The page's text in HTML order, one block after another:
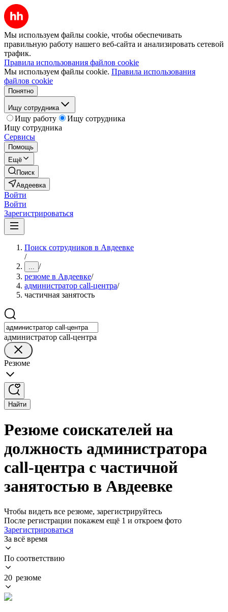
Мы используем файлы cookie, чтобы обеспечивать
правильную работу нашего веб-сайта и анализировать сетевой
трафик.
Правила использования файлов cookie
Мы используем файлы cookie. Правила использования
файлов cookie
Понятно
Ищу сотрудника
Ищу работу
Ищу сотрудника
Ищу сотрудника
Сервисы
Помощь
Ещё
Поиск
Авдеевка
Войти
Войти
Зарегистрироваться
Поиск сотрудников в Авдеевке
/
... /
резюме в Авдеевке/
администратор call-центра/
частичная занятость
администратор call-центра
Резюме
Найти
Резюме соискателей на
должность администратора
call-центра с частичной
занятостью в Авдеевке
Чтобы видеть все резюме, зарегистрируйтесь
После регистрации покажем ещё 1 и откроем фото
Зарегистрироваться
За всё время
По соответствию
20 резюме